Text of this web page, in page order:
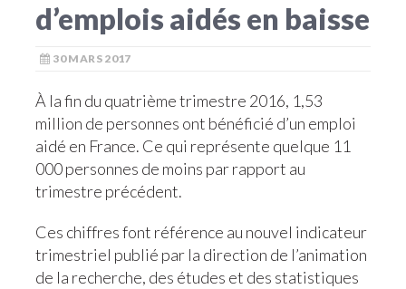
d’emplois aidés en baisse
30 MARS 2017
À la fin du quatrième trimestre 2016, 1,53
million de personnes ont bénéficié d’un emploi
aidé en France. Ce qui représente quelque 11
000 personnes de moins par rapport au
trimestre précédent.
Ces chiffres font référence au nouvel indicateur
trimestriel publié par la direction de l’animation
de la recherche, des études et des statistiques